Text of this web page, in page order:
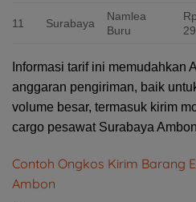
11 Surabaya
Namlea
Buru
Rp
Informasi tarif ini memudahkan
anggaran pengiriman, baik
volume besar, termasuk kirim
cargo pesawat Surabaya
Contoh Ongkos Kirim Barang
Ambon